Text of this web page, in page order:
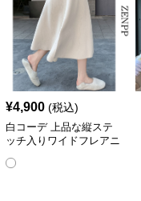
¥4,900 (税込)
白コーデ 上品な縦ステ
ッチ入りワイドフレアニ